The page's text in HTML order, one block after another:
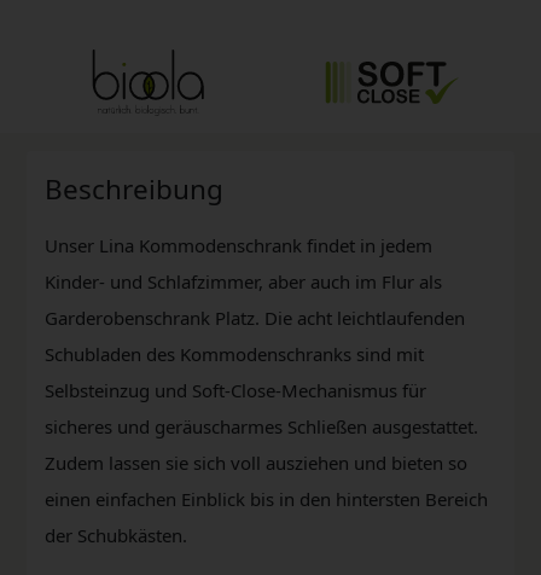
Beschreibung
Unser Lina Kommodenschrank findet in jedem
Kinder- und Schlafzimmer, aber auch im Flur als
Garderobenschrank Platz. Die acht leichtlaufenden
Schubladen des Kommodenschranks sind mit
Selbsteinzug und Soft-Close-Mechanismus für
sicheres und geräuscharmes Schließen ausgestattet.
Zudem lassen sie sich voll ausziehen und bieten so
einen einfachen Einblick bis in den hintersten Bereich
der Schubkästen.